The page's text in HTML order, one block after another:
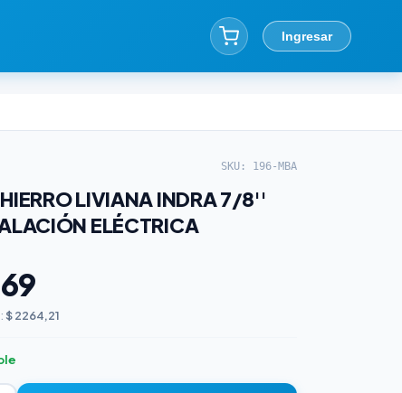
Ingresar
SKU: 196-MBA
LIVIANA INDRA 7/8''
ELÉCTRICA
$ 2264,21